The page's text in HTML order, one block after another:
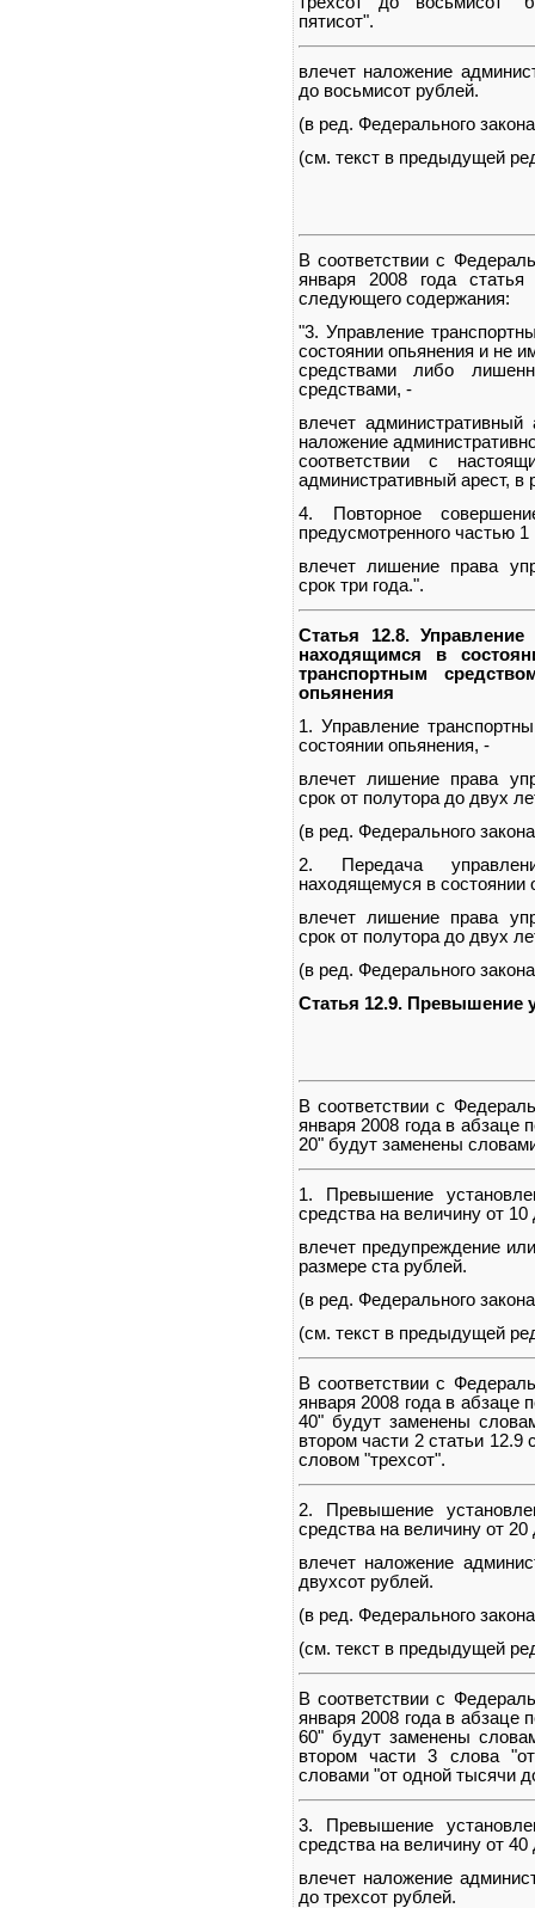
пятисот".
влечет наложение
до восьмисот рублей.
(в ред. Федерального
(см. текст в предыдущей
В соответствии с
января 2008 года
следующего содержания:
"3. Управление
состоянии опьянения и не
средствами либо
средствами, -
влечет
наложение
соответствии с
административный арест, в
4. Повторное
предусмотренного частью
влечет лишение права
срок три года.".
Статья 12.8.
находящимся в
транспортным
опьянения
1. Управление
состоянии опьянения, -
влечет лишение права
срок от полутора до двух
(в ред. Федерального
2. Передача
находящемуся в состоянии
влечет лишение права
срок от полутора до двух
(в ред. Федерального
Статья 12.9. Превышение
В соответствии с
января 2008 года в абзаце
20" будут заменены
1. Превышение
средства на величину от
влечет предупреждение
размере ста рублей.
(в ред. Федерального
(см. текст в предыдущей
В соответствии с
января 2008 года в абзаце
40" будут заменены
втором части 2 статьи
словом "трехсот".
2. Превышение
средства на величину от
влечет наложение
двухсот рублей.
(в ред. Федерального
(см. текст в предыдущей
В соответствии с
января 2008 года в абзаце
60" будут заменены
втором части 3 слова
словами "от одной тысячи
3. Превышение
средства на величину от
влечет наложение
до трехсот рублей.